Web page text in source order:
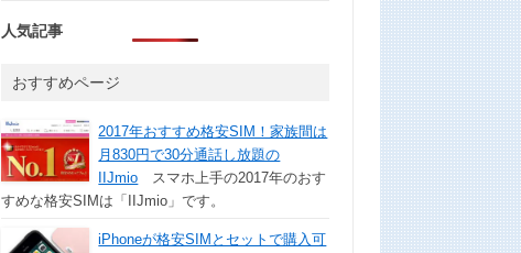
人気記事
おすすめページ
2017年おすすめ格安SIM！家族間は
月830円で30分通話し放題の
IIJmio スマホ上手の2017年のおす
すめな格安SIMは「IIJmio」です。
iPhoneが格安SIMとセットで購入可